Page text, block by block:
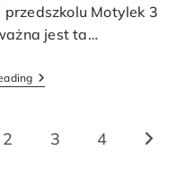
Motylek 3
jest ta…
2 3 4